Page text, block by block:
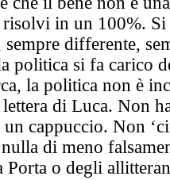
in un 100%.
differente,
politica si fa carico
la politica non è
di Luca. Non
cappuccio. Non
di meno
Porta o degli